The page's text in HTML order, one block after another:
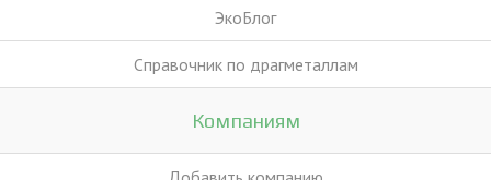
ЭкоБлог
Справочник по драгметаллам
Компаниям